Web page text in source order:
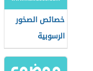
خصائص الصخور
الرسوبية